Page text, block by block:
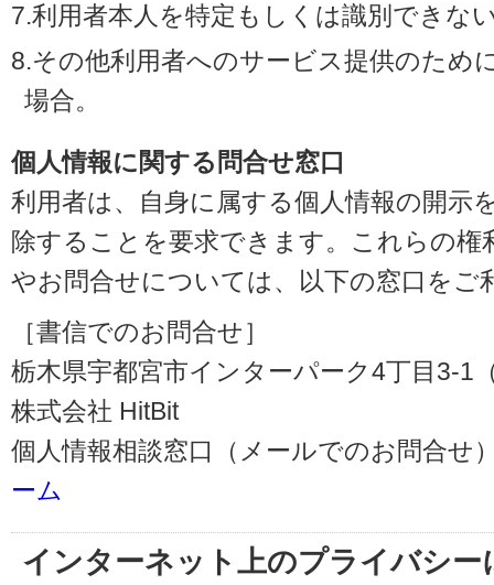
7.利用者本人を特定もしくは識別できな
8.その他利用者へのサービス提供のため
場合。
個人情報に関する問合せ窓口
利用者は、自身に属する個人情報の開示
除することを要求できます。これらの権
やお問合せについては、以下の窓口をご
［書信でのお問合せ］
栃木県宇都宮市インターパーク4丁目3-1
株式会社 HitBit
個人情報相談窓口（メールでのお問合せ
ーム
インターネット上のプライバシー